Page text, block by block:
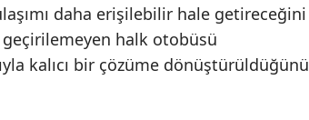
daha erişilebilir hale getireceğini
halk otobüsü
kalıcı bir çözüme dönüştürüldüğünü